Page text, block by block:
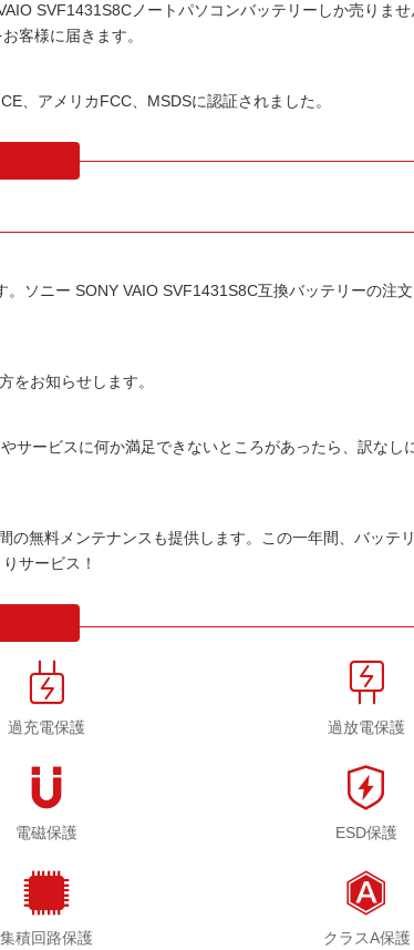
SVF1431S8Cノートパソコンバッテリー しか売りま
客様に届きます。
、アメリカFCC、MSDSに認証されました。
ソニー SONY VAIO SVF1431S8C互換バッテリーの注
をお知らせします。
サービスに何か満足できないところがあったら、訳なし
の無料メンテナンスも提供します。この一年間、バッテ
サービス！
過充電保護 過放電保護
電磁保護 ESD保護
集積回路保護 クラスA保護